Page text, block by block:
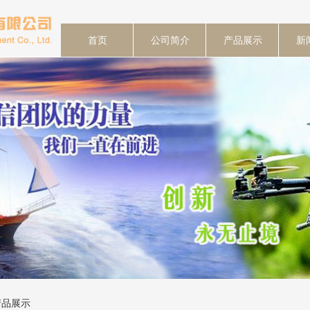
首页 公司简介 产品展示 新
展示